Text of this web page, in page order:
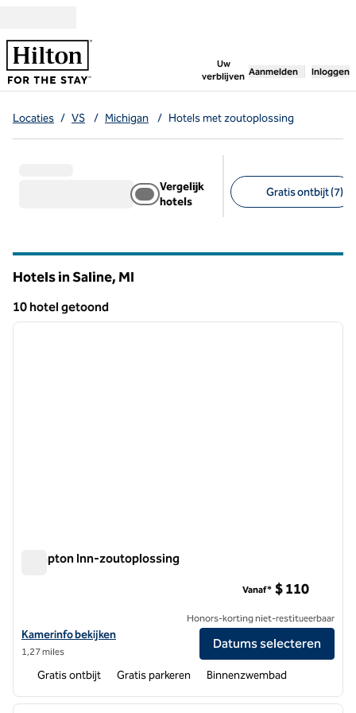
Uw
verblijven
, opent nieuw
Aanmelden Inloggen
Locaties / VS / Michigan / Hotels met zoutoplossing
Vergelijk
hotels
Gratis ontbijt (7)
Hotels in Saline, MI
10 hotel getoond
10 hotel getoond
1 van 9
Hampton Inn-zoutoplossing
Bekijk hoteldetails voor Hampton Inn Saline
Kamerinfo bekijken
1,27 miles
Vanaf* $ 110
Honors-korting niet-restitueerbaar
Datums selecteren
Gratis ontbijt Gratis parkeren Binnenzwembad